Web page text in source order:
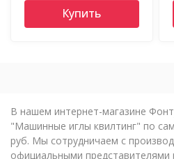
Купить
В нашем интернет-магазине
"Машинные иглы квилтинг" по
руб. Мы сотрудничаем с
официальными